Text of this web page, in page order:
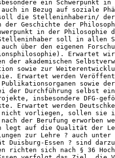
ein Schwerpunkt
in Bezug auf soziale
die Stelleninhaberin/
der Geschichte der
in der
soll in allen
über den eigenen
Erwartet
der akademischen
sowie zur
Erwartet werden
sowie
der Durchführung selbst
insbesondere DFG-
Erwartet werden
nicht vorliegen, sollen sie
der Berufung erworben
legt auf die Qualität der
zur Lehre ? auch
Duisburg-Essen ? sind
richten sich nach § 36